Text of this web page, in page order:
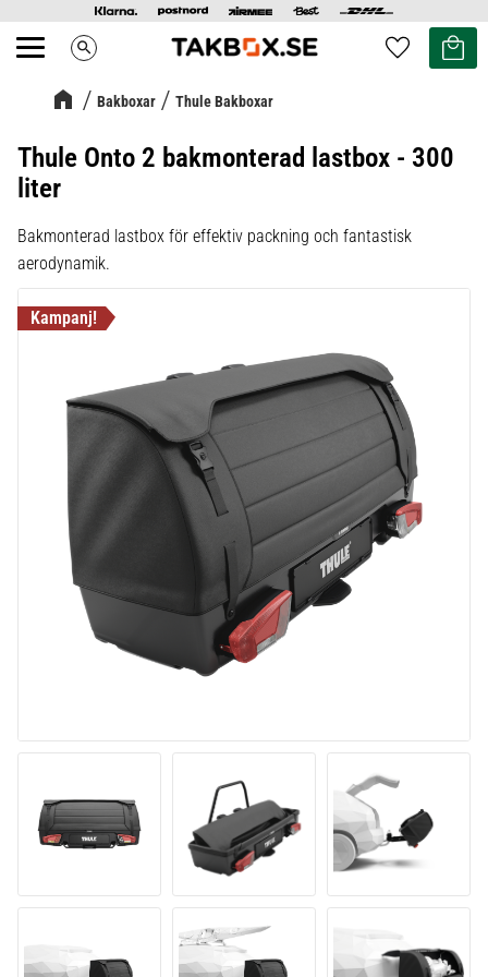
Meny search Favoriter
Kundvagn
Bakboxar Thule Bakboxar
Thule Onto 2 bakmonterad lastbox - 300
liter
Bakmonterad lastbox för effektiv packning och fantastisk
aerodynamik.